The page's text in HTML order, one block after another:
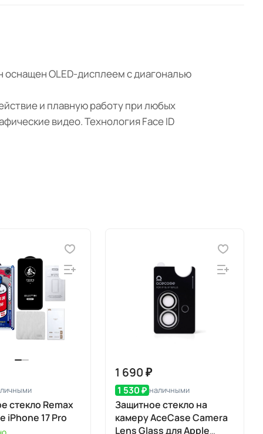
OLED-дисплеем с диагональю
и плавную работу при любых
видео. Технология Face ID
стекло Remax
iPhone 17 Pro
1 690 ₽
1 530 ₽ наличными
Защитное стекло на
камеру AceCase Camera
Lens Glass для Apple